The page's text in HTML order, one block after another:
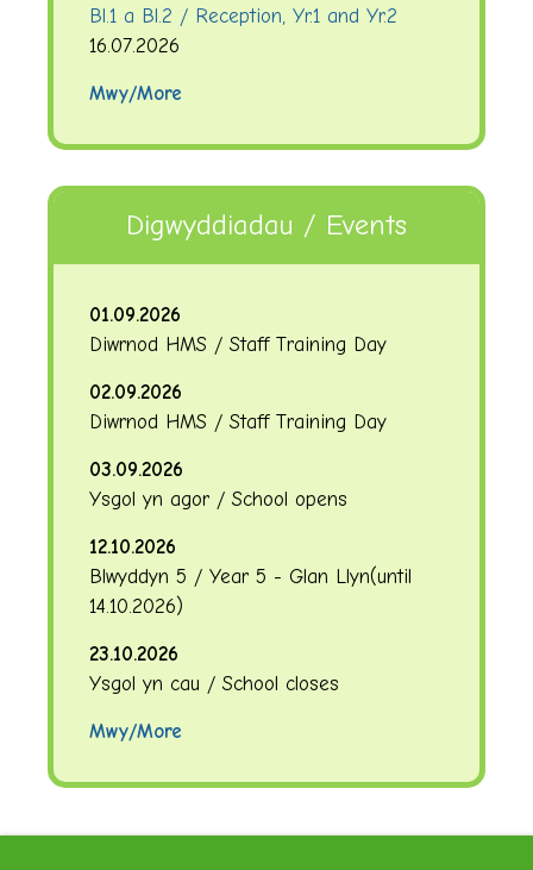
Bl.1 a Bl.2 / Reception, Yr.1 and Yr.2
16.07.2026
Mwy/More
Digwyddiadau / Events
01.09.2026
Diwrnod HMS / Staff Training Day
02.09.2026
Diwrnod HMS / Staff Training Day
03.09.2026
Ysgol yn agor / School opens
12.10.2026
Blwyddyn 5 / Year 5 - Glan Llyn(until
14.10.2026)
23.10.2026
Ysgol yn cau / School closes
Mwy/More